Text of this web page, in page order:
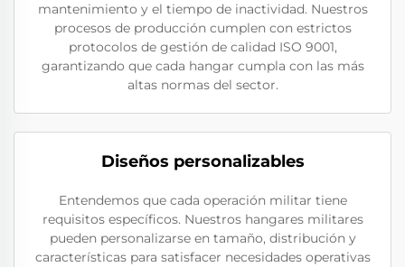
mantenimiento y el tiempo de inactividad. Nuestros
procesos de producción cumplen con estrictos
protocolos de gestión de calidad ISO 9001,
garantizando que cada hangar cumpla con las más
altas normas del sector.
Diseños personalizables
Entendemos que cada operación militar tiene
requisitos específicos. Nuestros hangares militares
pueden personalizarse en tamaño, distribución y
características para satisfacer necesidades operativas